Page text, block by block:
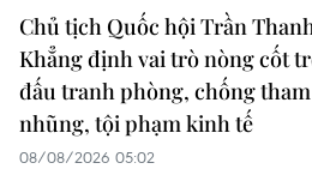
Chủ tịch Quốc hội Trần
Khẳng định vai trò nòng cốt
đấu tranh phòng, chống tham
nhũng, tội phạm kinh tế
08/08/2026 05:02